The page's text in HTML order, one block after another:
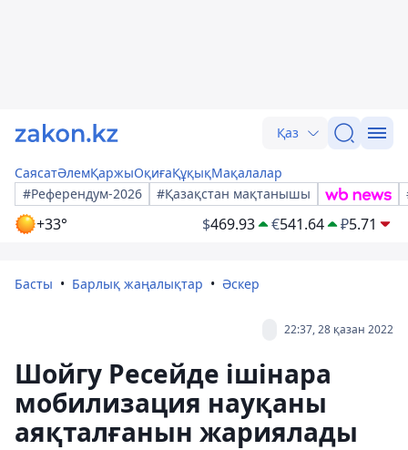
Қаз
СаясатӘлемҚаржыОқиғаҚұқықМақалалар
#Референдум-2026
#Қазақстан мақтанышы
+33° $469.93 €541.64 ₽5.71
Басты Барлық жаңалықтар Әскер
22:37, 28 қазан 2022
Шойгу Ресейде ішінара
мобилизация науқаны
аяқталғанын жариялады